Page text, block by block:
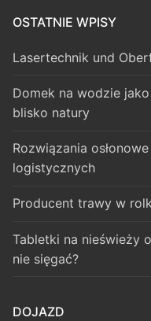
OSTATNIE WPISY
Lasertechnik und
Domek na wodzie
blisko natury
Rozwiązania
logistycznych
Producent trawy w
Tabletki na nieświeży
nie sięgać?
DOJAZD